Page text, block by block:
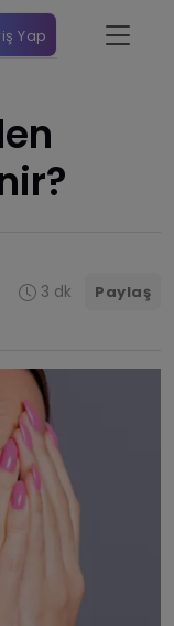
Yap
3 dk Paylaş